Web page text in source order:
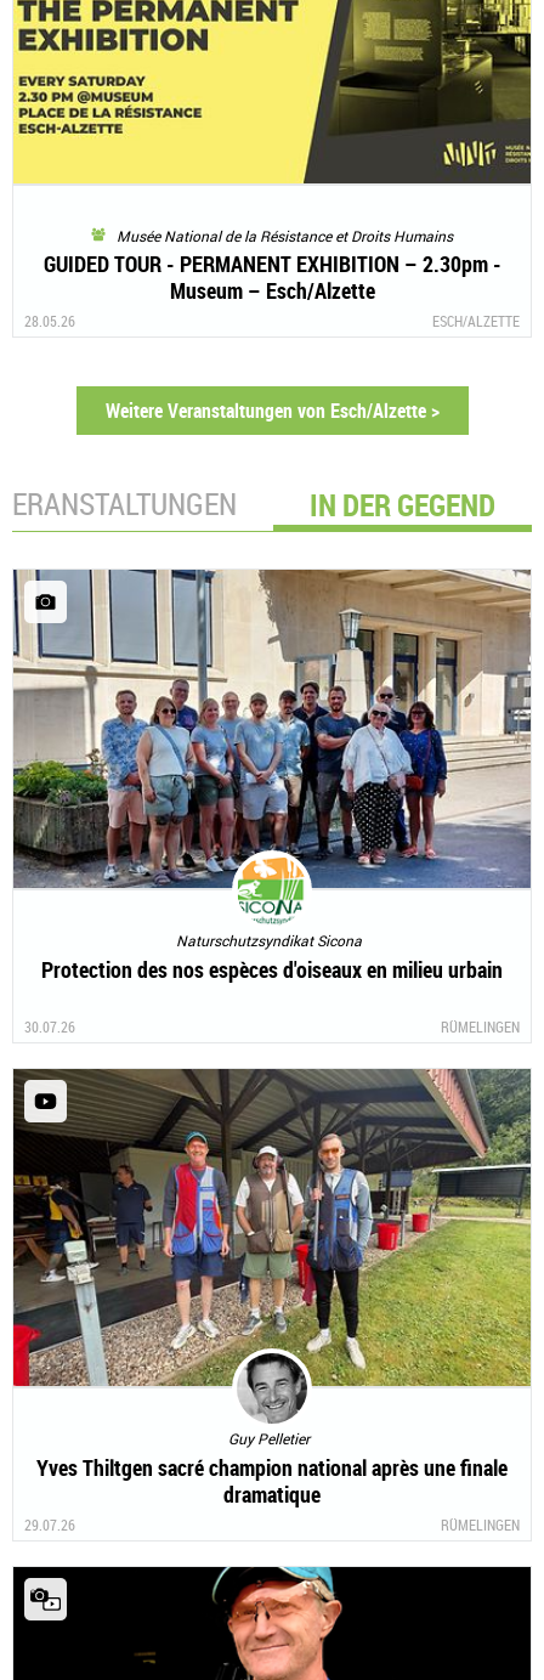
Musée National de la Résistance et Droits Humains
GUIDED TOUR - PERMANENT EXHIBITION – 2.30pm -
Museum – Esch/Alzette
28.05.26 ESCH/ALZETTE
Weitere Veranstaltungen von Esch/Alzette >
IN DER GEGEND
Naturschutzsyndikat Sicona
Protection des nos espèces d'oiseaux en milieu urbain
30.07.26 RÜMELINGEN
Guy Pelletier
Yves Thiltgen sacré champion national après une finale
dramatique
29.07.26 RÜMELINGEN